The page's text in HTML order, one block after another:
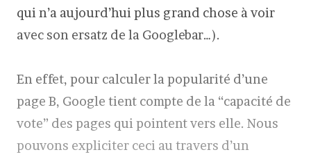
qui n’a aujourd’hui plus grand chose à voir
avec son ersatz de la Googlebar…).
En effet, pour calculer la popularité d’une
page B, Google tient compte de la “capacité de
vote” des pages qui pointent vers elle. Nous
pouvons expliciter ceci au travers d’un